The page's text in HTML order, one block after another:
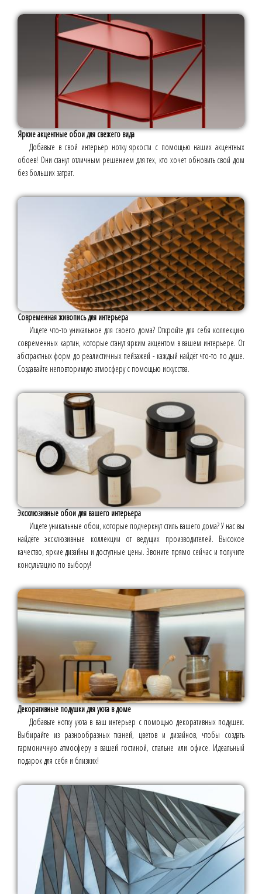
Яркие акцентные обои для свежего вида
Добавьте в свой интерьер нотку яркости с помощью наших акцентных
обоев! Они станут отличным решением для тех, кто хочет обновить свой дом
без больших затрат.
Современная живопись для интерьера
Ищете что-то уникальное для своего дома? Откройте для себя коллекцию
современных картин, которые станут ярким акцентом в вашем интерьере. От
абстрактных форм до реалистичных пейзажей - каждый найдёт что-то по душе.
Создавайте неповторимую атмосферу с помощью искусства.
Эксклюзивные обои для вашего интерьера
Ищете уникальные обои, которые подчеркнут стиль вашего дома? У нас вы
найдёте эксклюзивные коллекции от ведущих производителей. Высокое
качество, яркие дизайны и доступные цены. Звоните прямо сейчас и получите
консультацию по выбору!
Декоративные подушки для уюта в доме
Добавьте нотку уюта в ваш интерьер с помощью декоративных подушек.
Выбирайте из разнообразных тканей, цветов и дизайнов, чтобы создать
гармоничную атмосферу в вашей гостиной, спальне или офисе. Идеальный
подарок для себя и близких!